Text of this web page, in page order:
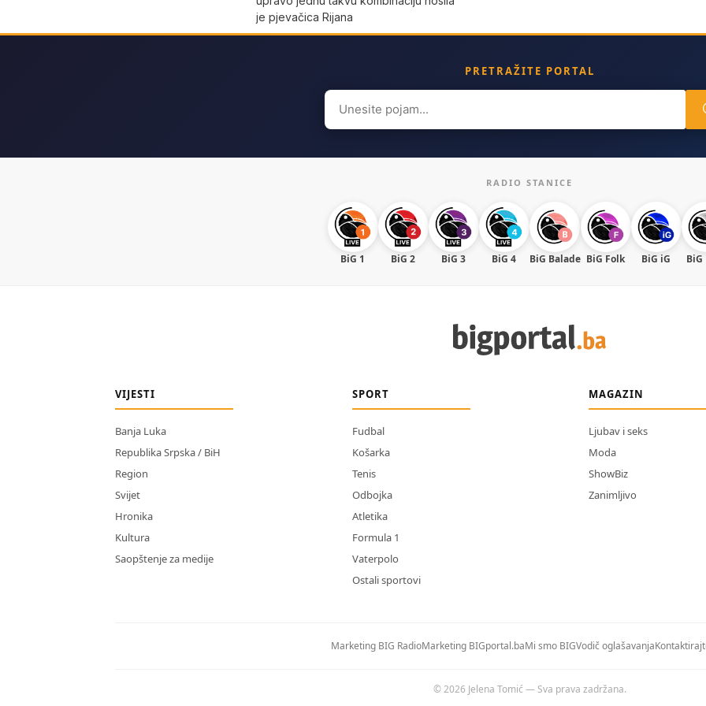
je pjevačica Rijana
PRETRAŽITE PORTAL
Search
for:
RADIO STANICE
BiG 1 BiG 2 BiG 3 BiG 4 BiG Balade BiG Folk BiG iG BiG
VIJESTI
Banja Luka
Republika Srpska / BiH
Region
Svijet
Hronika
Kultura
Saopštenje za medije
SPORT
Fudbal
Košarka
Tenis
Odbojka
Atletika
Formula 1
Vaterpolo
Ostali sportovi
MAGAZIN
Ljubav i seks
Moda
ShowBiz
Zanimljivo
Marketing BIG RadioMarketing BIGportal.baMi smo BIGVodič oglašavanja
© 2026 Jelena Tomić — Sva prava zadržana.